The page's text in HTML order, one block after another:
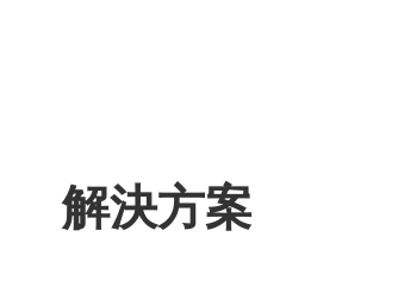
解決方案